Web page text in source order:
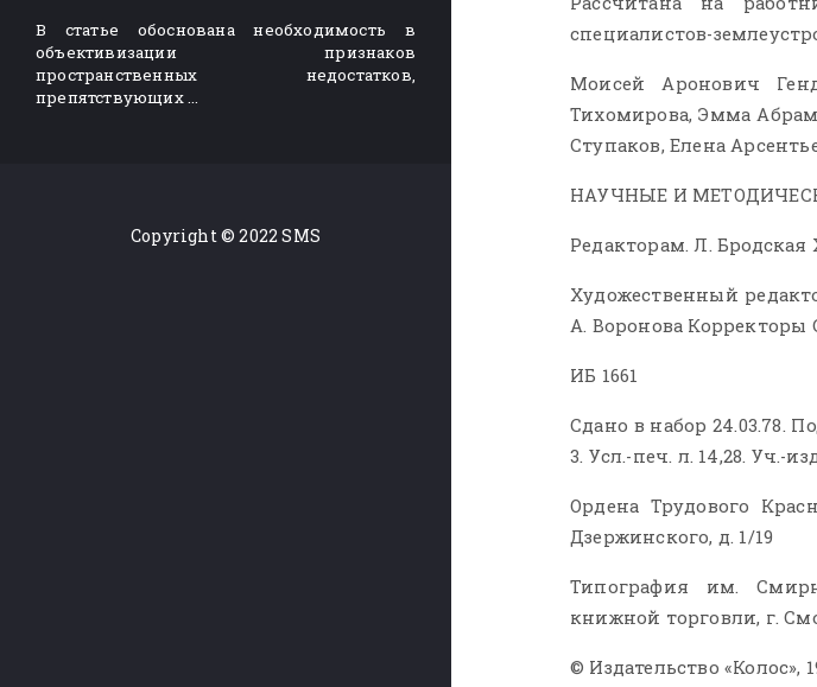
специалистов-
Моисей Аронович
Тихомирова, Эмма
Ступаков, Елена
НАУЧНЫЕ И
Редакторам. Л.
Художественный
А. Воронова
ИБ 1661
Сдано в набор 24.03.78.
3. Усл.-печ. л. 14,28. Уч.-
Ордена Трудового
Дзержинского, д. 1/19
Типография им.
книжной торговли, г.
© Издательство «Колос»,
В статье обоснована необходимость в
объективизации признаков
пространственных недостатков,
препятствующих …
В статье отмечена
проведения судебной
Copyright © 2022 SMS